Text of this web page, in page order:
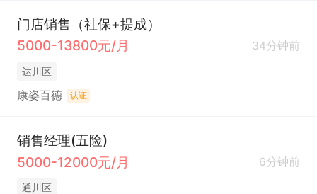
门店销售（社保+提成）
5000-13800元/月
34分钟前
达川区
康姿百德 认证
销售经理(五险)
5000-12000元/月
6分钟前
通川区